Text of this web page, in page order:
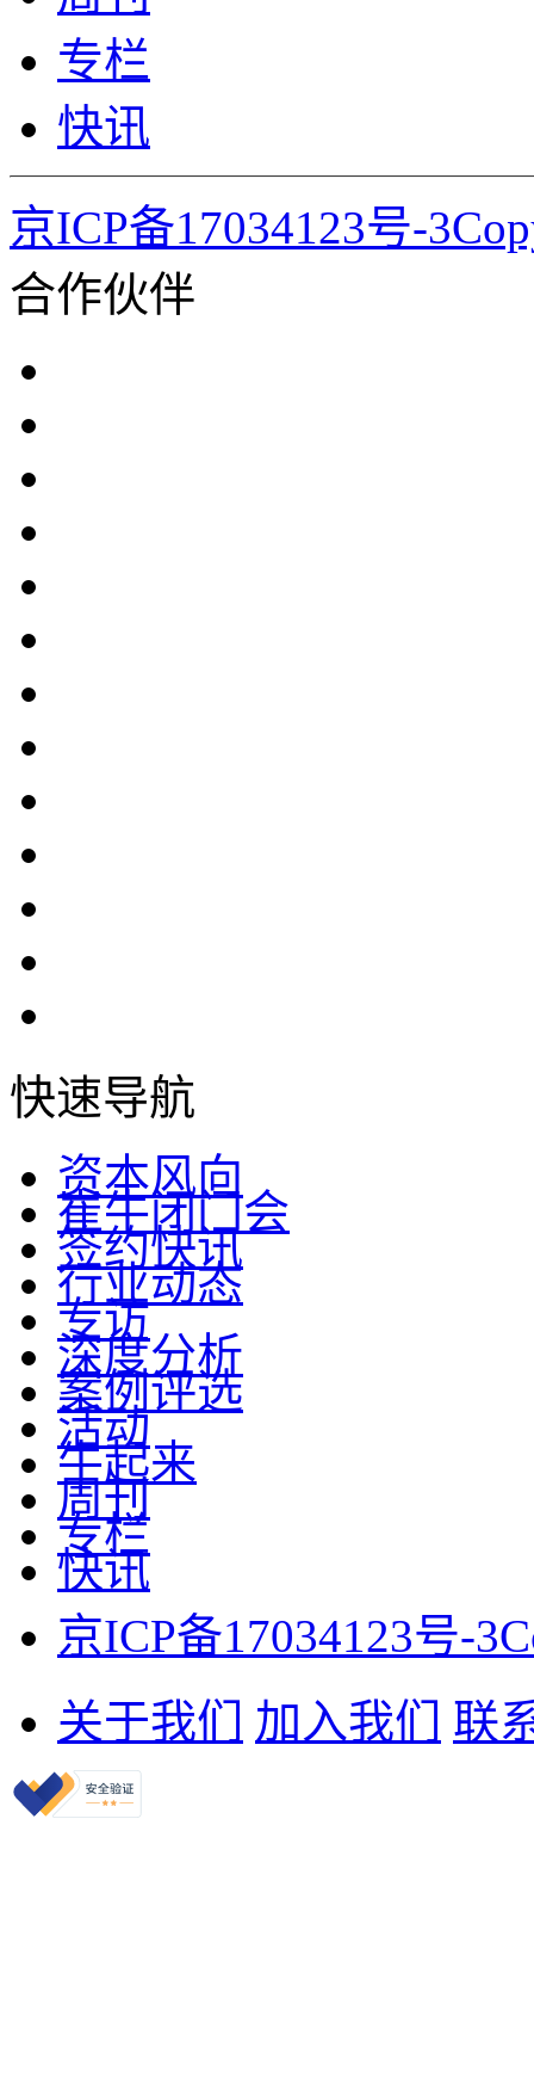
专栏
快讯
京ICP备17034123号-
合作伙伴
快速导航
资本风向
崔牛闭门会
签约快讯
行业动态
专访
深度分析
案例评选
活动
牛起来
周刊
专栏
快讯
京ICP备17034123号-3
关于我们
加入我们 联